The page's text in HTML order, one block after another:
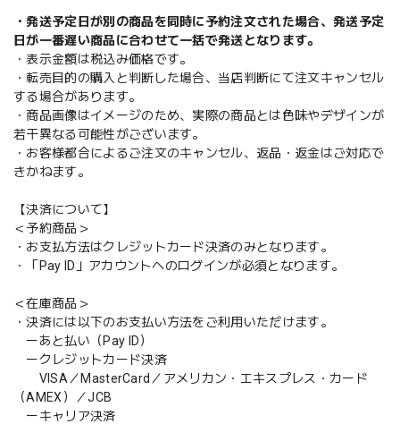
・発送予定日が別の商品を同時に予約注文された場合、発送予定
日が一番遅い商品に合わせて一括で発送となります。
・表示金額は税込み価格です。
・転売目的の購入と判断した場合、当店判断にて注文キャンセル
する場合があります。
・商品画像はイメージのため、実際の商品とは色味やデザインが
若干異なる可能性がございます。
・お客様都合によるご注文のキャンセル、返品・返金はご対応で
きかねます。
【決済について】
＜予約商品＞
・お支払方法はクレジットカード決済のみとなります。
・「Pay ID」アカウントへのログインが必須となります。
＜在庫商品＞
・決済には以下のお支払い方法をご利用いただけます。
ーあと払い（Pay ID）
ークレジットカード決済
VISA／MasterCard／アメリカン・エキスプレス・カード
（AMEX）／JCB
ーキャリア決済